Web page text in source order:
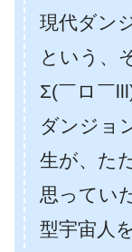
現代ダン
という、
Σ(￣ロ￣
ダンジョ
生が、た
思ってい
型宇宙人